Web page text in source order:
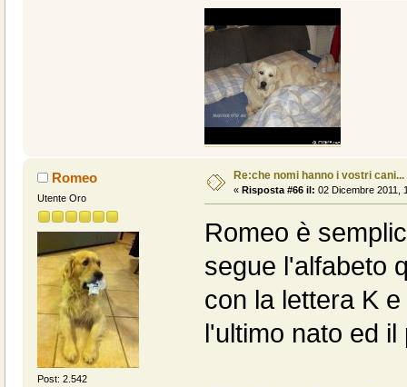
Romeo
Utente Oro
Post: 2.542
Re:che nomi hanno i vostri cani...
« Risposta #66 il: 02 Dicembre 2011,
Romeo è
segue l'alfabeto
con la lettera K
l'ultimo nato ed